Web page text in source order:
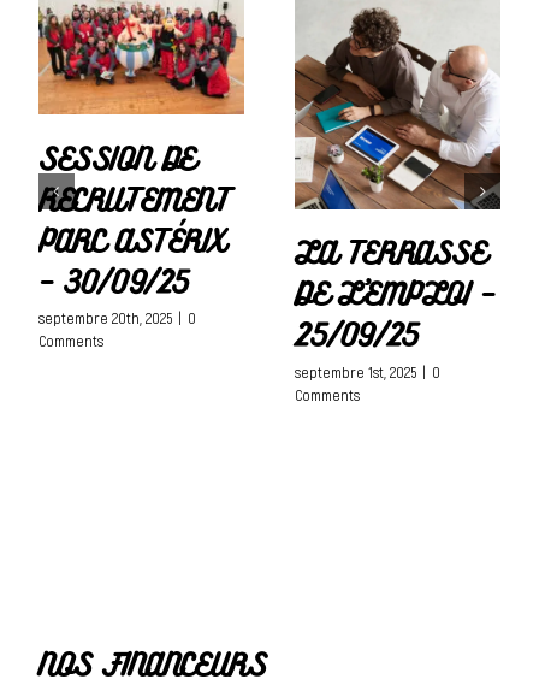
SESSION DE
RECRUTEMENT
PARC ASTÉRIX
– 30/09/25
septembre 20th, 2025 | 0
Comments
LA TERRASSE
DE L’EMPLOI –
25/09/25
septembre 1st, 2025 | 0
Comments
NOS FINANCEURS